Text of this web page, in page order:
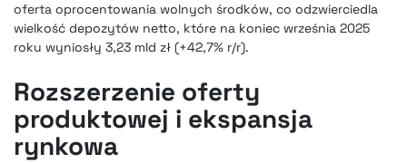
oferta oprocentowania wolnych środków, co odzwierciedla
wielkość depozytów netto, które na koniec września 2025
roku wyniosły 3,23 mld zł (+42,7% r/r).
Rozszerzenie oferty
produktowej i ekspansja
rynkowa